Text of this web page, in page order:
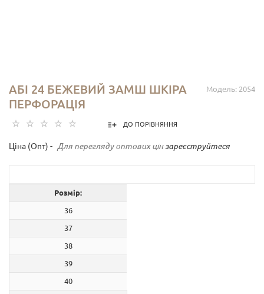
Модель: 2054
АБІ 24 БЕЖЕВИЙ ЗАМШ ШКІРА
ПЕРФОРАЦІЯ
ДО ПОРІВНЯННЯ
Ціна (Опт) - Для перегляду оптових цін зареєструйтеся
Розмір:
36
37
38
39
40